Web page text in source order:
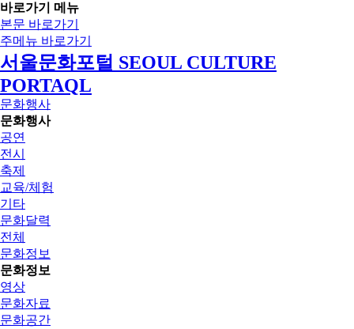
바로가기 메뉴
본문 바로가기
주메뉴 바로가기
서울문화포털 SEOUL CULTURE
PORTAQL
문화행사
문화행사
공연
전시
축제
교육/체험
기타
문화달력
전체
문화정보
문화정보
영상
문화자료
문화공간